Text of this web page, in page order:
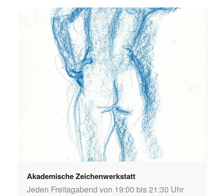
Akademische Zeichenwerkstatt
Jeden Freitagabend von 19:00 bis 21:30 Uhr